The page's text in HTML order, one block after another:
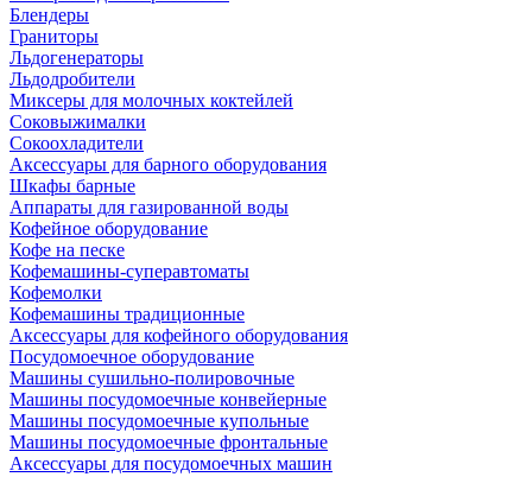
Блендеры
Граниторы
Льдогенераторы
Льдодробители
Миксеры для молочных коктейлей
Соковыжималки
Сокоохладители
Аксессуары для барного оборудования
Шкафы барные
Аппараты для газированной воды
Кофейное оборудование
Кофе на песке
Кофемашины-суперавтоматы
Кофемолки
Кофемашины традиционные
Аксессуары для кофейного оборудования
Посудомоечное оборудование
Машины сушильно-полировочные
Машины посудомоечные конвейерные
Машины посудомоечные купольные
Машины посудомоечные фронтальные
Аксессуары для посудомоечных машин